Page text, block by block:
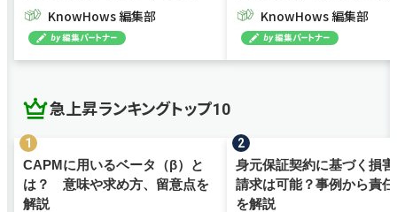
KnowHows 編集部 KnowHows 編集部
急上昇ランキングトップ10
CAPMに用いるベータ（β）と
は？ 意味や求め方、留意点を
解説
身元保証契約に基づく損
請求は可能？事例から責
を解説